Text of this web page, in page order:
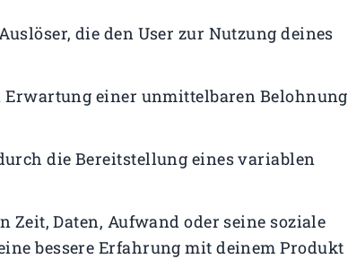
die den User zur Nutzung deines
Erwartung einer unmittelbaren Belohnung
die Bereitstellung eines variablen
Zeit, Daten, Aufwand oder seine soziale
bessere Erfahrung mit deinem Produkt